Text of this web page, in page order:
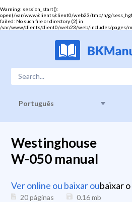
Warning: session_start():
open(/var/www/clients/client0/web23/tmp/h/g/
failed: No such file or directory (2) in
/var/www/clients/client0/web23/web/includes/pages/
Português
Westinghouse
W-050 manual
Ver online ou baixar oubaixar
20 páginas 0.16mb